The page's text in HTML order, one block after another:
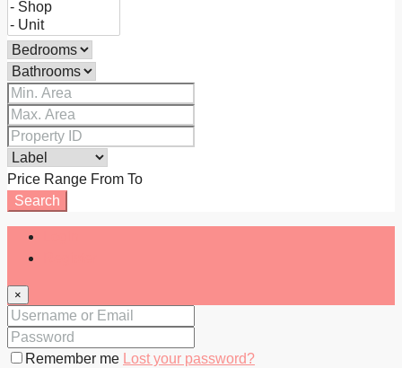
Price Range From To
Search
×
Remember me Lost your password?